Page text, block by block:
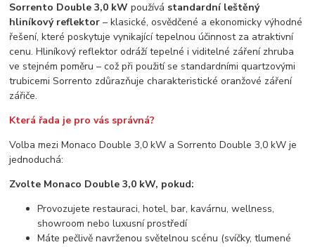
Sorrento Double 3,0 kW používá standardní leštěný
hliníkový reflektor – klasické, osvědčené a ekonomicky výhodné
řešení, které poskytuje vynikající tepelnou účinnost za atraktivní
cenu. Hliníkový reflektor odráží tepelné i viditelné záření zhruba
ve stejném poměru – což při použití se standardními quartzovými
trubicemi Sorrento zdůrazňuje charakteristické oranžové záření
zářiče.
Která řada je pro vás správná?
Volba mezi Monaco Double 3,0 kW a Sorrento Double 3,0 kW je
jednoduchá:
Zvolte Monaco Double 3,0 kW, pokud:
Provozujete restauraci, hotel, bar, kavárnu, wellness,
showroom nebo luxusní prostředí
Máte pečlivě navrženou světelnou scénu (svíčky, tlumené